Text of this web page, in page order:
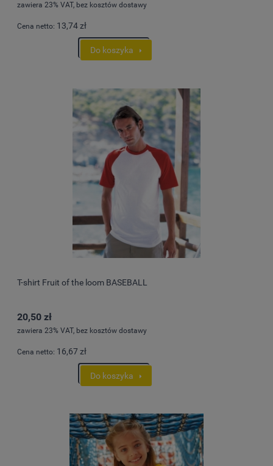
zawiera 23% VAT, bez kosztów dostawy
Cena netto: 13,74 zł
Do koszyka
T-shirt Fruit of the loom BASEBALL
20,50 zł
zawiera 23% VAT, bez kosztów dostawy
Cena netto: 16,67 zł
Do koszyka